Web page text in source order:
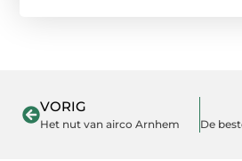
VORIG
Het nut van airco Arnhem